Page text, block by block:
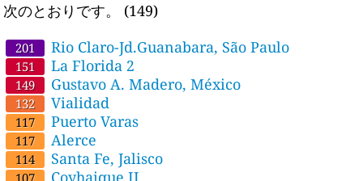
次のとおりです。
(149)
201 Rio Claro-Jd.Guanabara, São Paulo
151 La Florida 2
149 Gustavo A. Madero, México
132 Vialidad
117 Puerto Varas
117 Alerce
114 Santa Fe, Jalisco